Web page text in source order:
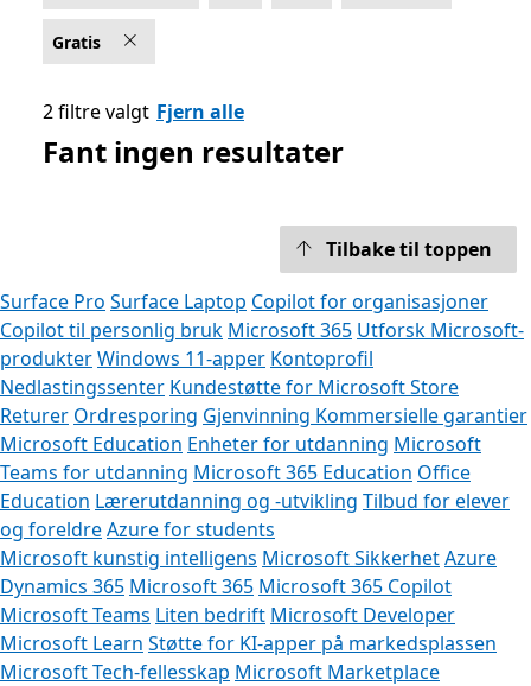
Gratis
2 filtre valgt Fjern alle
Fant ingen resultater
Tilbake til toppen
Surface Pro Surface Laptop Copilot for organisasjoner
Copilot til personlig bruk Microsoft 365 Utforsk Microsoft-
produkterWindows 11-apper Kontoprofil
Nedlastingssenter Kundestøtte for Microsoft Store
Returer Ordresporing Gjenvinning Kommersielle garantier
Microsoft Education Enheter for utdanning Microsoft
Teams for utdanning Microsoft 365 Education Office
Education Lærerutdanning og -utvikling Tilbud for elever
og foreldreAzure for students
Microsoft kunstig intelligens Microsoft SikkerhetAzure
Dynamics 365 Microsoft 365 Microsoft 365 Copilot
Microsoft Teams Liten bedrift Microsoft Developer
Microsoft Learn Støtte for KI-apper på markedsplassen
Microsoft Tech-fellesskap Microsoft Marketplace